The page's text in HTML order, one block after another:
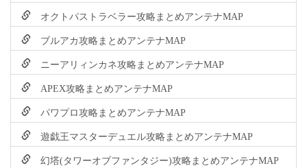
オクトパストラベラー攻略まとめアンテナMAP
ブルアカ攻略まとめアンテナMAP
ニーアリィンカネ攻略まとめアンテナMAP
APEX攻略まとめアンテナMAP
パワプロ攻略まとめアンテナMAP
遊戯王マスターデュエル攻略まとめアンテナMAP
幻塔(タワーオブファンタジー)攻略まとめアンテナMAP